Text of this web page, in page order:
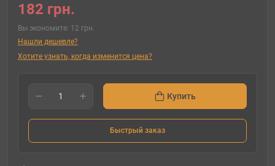
182 грн.
Вы экономите: 12 грн.
Нашли дешевле?
Хотите узнать, когда изменится цена?
Купить
Быстрый заказ